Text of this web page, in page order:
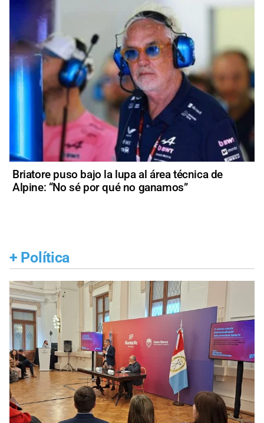
Briatore puso bajo la lupa al área técnica de
Alpine: “No sé por qué no ganamos”
+ Política